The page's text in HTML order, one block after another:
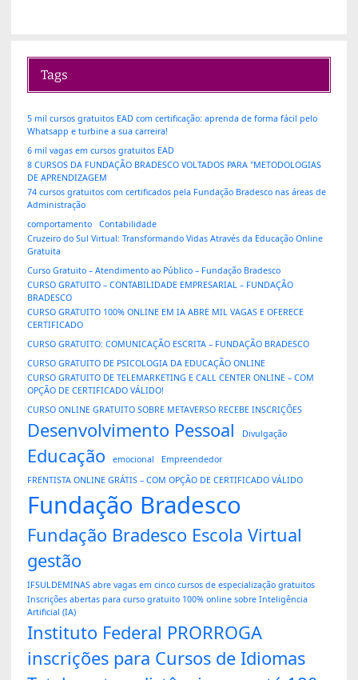
Tags
5 mil cursos gratuitos EAD com certificação: aprenda de forma fácil pelo
Whatsapp e turbine a sua carreira!
6 mil vagas em cursos gratuitos EAD
8 CURSOS DA FUNDAÇÃO BRADESCO VOLTADOS PARA "METODOLOGIAS
DE APRENDIZAGEM
74 cursos gratuitos com certificados pela Fundação Bradesco nas áreas de
Administração
comportamento
Contabilidade
Cruzeiro do Sul Virtual: Transformando Vidas Através da Educação Online
Gratuita
Curso Gratuito – Atendimento ao Público – Fundação Bradesco
CURSO GRATUITO – CONTABILIDADE EMPRESARIAL – FUNDAÇÃO
BRADESCO
CURSO GRATUITO 100% ONLINE EM IA ABRE MIL VAGAS E OFERECE
CERTIFICADO
CURSO GRATUITO: COMUNICAÇÃO ESCRITA – FUNDAÇÃO BRADESCO
CURSO GRATUITO DE PSICOLOGIA DA EDUCAÇÃO ONLINE
CURSO GRATUITO DE TELEMARKETING E CALL CENTER ONLINE – COM
OPÇÃO DE CERTIFICADO VÁLIDO!
CURSO ONLINE GRATUITO SOBRE METAVERSO RECEBE INSCRIÇÕES
Desenvolvimento Pessoal Divulgação
Educação emocional
Empreendedor
FRENTISTA ONLINE GRÁTIS – COM OPÇÃO DE CERTIFICADO VÁLIDO
Fundação Bradesco
Fundação Bradesco Escola Virtual
gestão
IFSULDEMINAS abre vagas em cinco cursos de especialização gratuitos
Inscrições abertas para curso gratuito 100% online sobre Inteligência
Artificial (IA)
Instituto Federal PRORROGA
inscrições para Cursos de Idiomas